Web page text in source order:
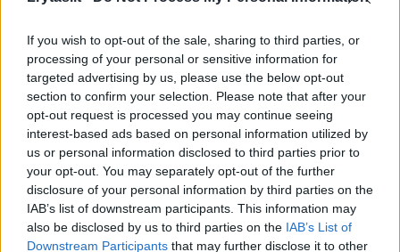
If you wish to opt-out of the sale, sharing to third parties, or
processing of your personal or sensitive information for
targeted advertising by us, please use the below opt-out
section to confirm your selection. Please note that after your
opt-out request is processed you may continue seeing
interest-based ads based on personal information utilized by
us or personal information disclosed to third parties prior to
your opt-out. You may separately opt-out of the further
disclosure of your personal information by third parties on the
IAB’s list of downstream participants. This information may
also be disclosed by us to third parties on the IAB’s List of
Downstream Participants that may further disclose it to other
Daugiau nuotraukų (6)